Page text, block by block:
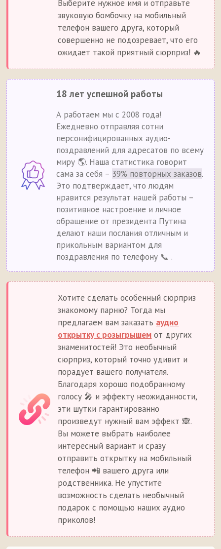
Выберите нужное имя и отправьте
звуковую бомбочку на мобильный
телефон вашего друга, который
совершенно не подозревает, что его
ожидает такой приятный сюрприз! 🔥
18 лет успешной работы
А работаем мы с 2008 года!
Ежедневно отправляя сотни
персонифицированных аудио-
поздравлений для адресатов по всему
миру 🌎. Наша статистика говорит
сама за себя – 39% повторных заказов.
Это подтверждает, что людям
нравится результат нашей работы –
позитивное настроение и личное
обращение от президента Путина
делают наши послания отличным и
прикольным вариантом для
поздравления по телефону 📞 .
Хотите сделать особенный сюрприз
знакомому парню? Тогда мы
предлагаем вам заказать аудио
открытку с розыгрышем от других
знаменитостей! Это необычный
сюрприз, который точно удивит и
порадует вашего получателя.
Благодаря хорошо подобранному
голосу 🎤 и эффекту неожиданности,
эти шутки гарантированно
произведут нужный вам эффект 🙈.
Вы можете выбрать наиболее
интересный вариант и сразу
отправить открытку на мобильный
телефон 📲 вашего друга или
родственника. Не упустите
возможность сделать необычный
подарок с помощью наших аудио
приколов!